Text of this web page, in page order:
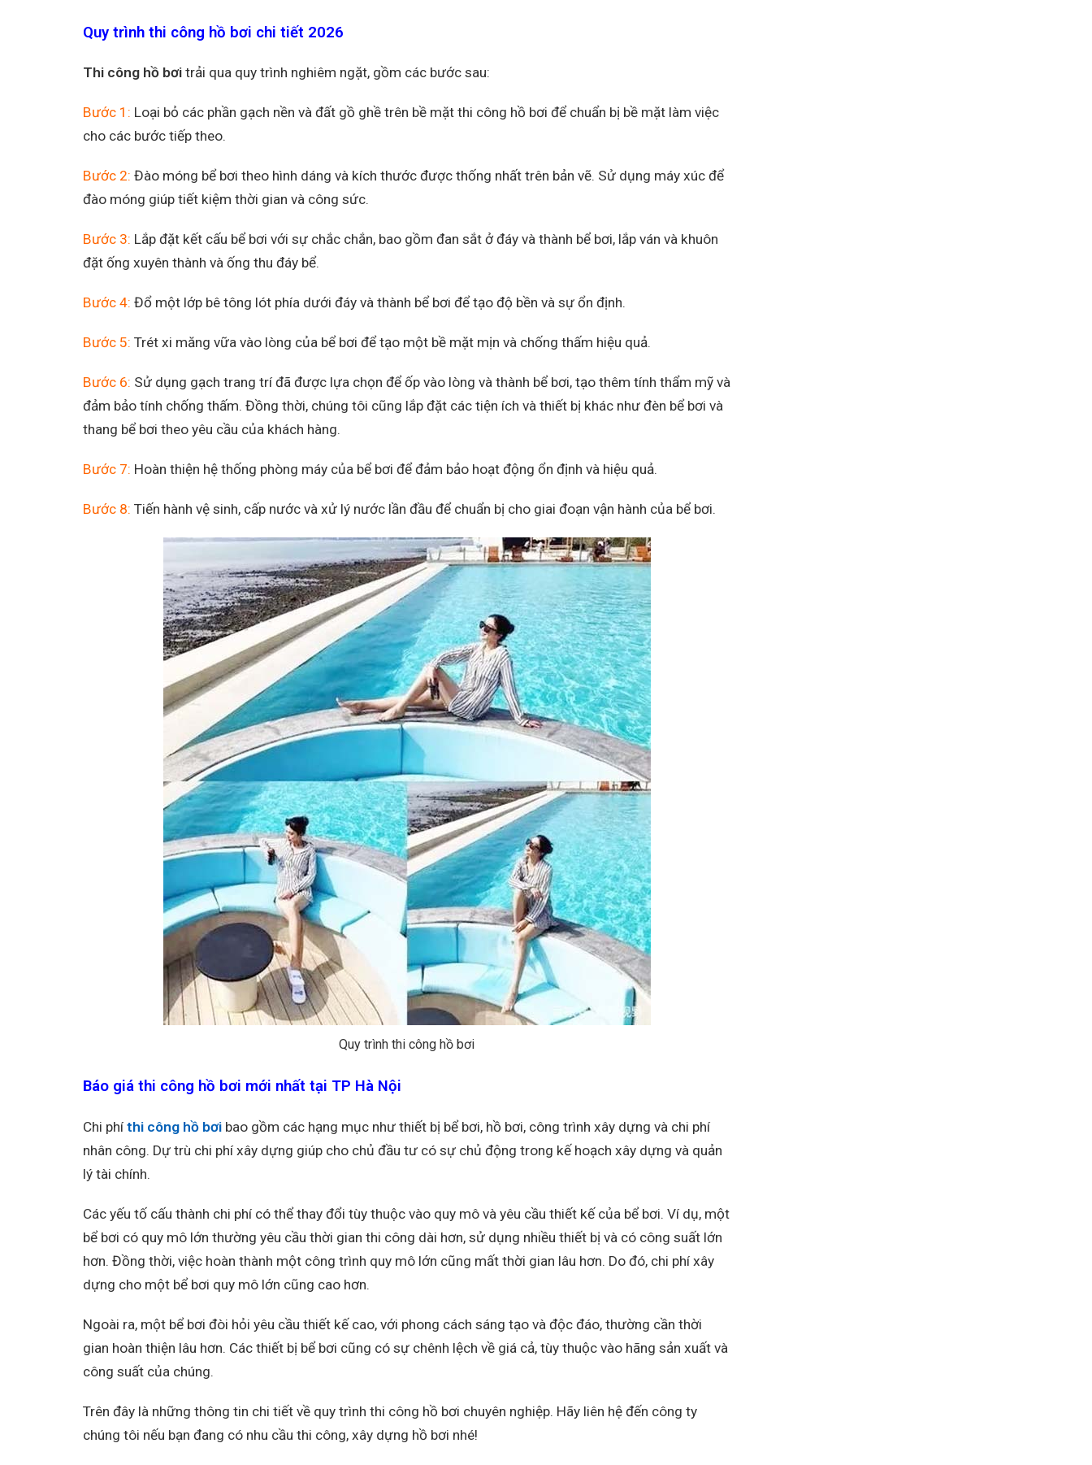
Quy trình thi công hồ bơi chi tiết 2026
Thi công hồ bơi trải qua quy trình nghiêm ngặt, gồm các bước sau:
Bước 1: Loại bỏ các phần gạch nền và đất gồ ghề trên bề mặt thi công hồ bơi để chuẩn bị bề mặt làm việc
cho các bước tiếp theo.
Bước 2: Đào móng bể bơi theo hình dáng và kích thước được thống nhất trên bản vẽ. Sử dụng máy xúc để
đào móng giúp tiết kiệm thời gian và công sức.
Bước 3: Lắp đặt kết cấu bể bơi với sự chắc chắn, bao gồm đan sắt ở đáy và thành bể bơi, lắp ván và khuôn
đặt ống xuyên thành và ống thu đáy bể.
Bước 4: Đổ một lớp bê tông lót phía dưới đáy và thành bể bơi để tạo độ bền và sự ổn định.
Bước 5: Trét xi măng vữa vào lòng của bể bơi để tạo một bề mặt mịn và chống thấm hiệu quả.
Bước 6: Sử dụng gạch trang trí đã được lựa chọn để ốp vào lòng và thành bể bơi, tạo thêm tính thẩm mỹ và
đảm bảo tính chống thấm. Đồng thời, chúng tôi cũng lắp đặt các tiện ích và thiết bị khác như đèn bể bơi và
thang bể bơi theo yêu cầu của khách hàng.
Bước 7: Hoàn thiện hệ thống phòng máy của bể bơi để đảm bảo hoạt động ổn định và hiệu quả.
Bước 8: Tiến hành vệ sinh, cấp nước và xử lý nước lần đầu để chuẩn bị cho giai đoạn vận hành của bể bơi.
Quy trình thi công hồ bơi
Báo giá thi công hồ bơi mới nhất tại TP Hà Nội
Chi phí thi công hồ bơi bao gồm các hạng mục như thiết bị bể bơi, hồ bơi, công trình xây dựng và chi phí
nhân công. Dự trù chi phí xây dựng giúp cho chủ đầu tư có sự chủ động trong kế hoạch xây dựng và quản
lý tài chính.
Các yếu tố cấu thành chi phí có thể thay đổi tùy thuộc vào quy mô và yêu cầu thiết kế của bể bơi. Ví dụ, một
bể bơi có quy mô lớn thường yêu cầu thời gian thi công dài hơn, sử dụng nhiều thiết bị và có công suất lớn
hơn. Đồng thời, việc hoàn thành một công trình quy mô lớn cũng mất thời gian lâu hơn. Do đó, chi phí xây
dựng cho một bể bơi quy mô lớn cũng cao hơn.
Ngoài ra, một bể bơi đòi hỏi yêu cầu thiết kế cao, với phong cách sáng tạo và độc đáo, thường cần thời
gian hoàn thiện lâu hơn. Các thiết bị bể bơi cũng có sự chênh lệch về giá cả, tùy thuộc vào hãng sản xuất và
công suất của chúng.
Trên đây là những thông tin chi tiết về quy trình thi công hồ bơi chuyên nghiệp. Hãy liên hệ đến công ty
chúng tôi nếu bạn đang có nhu cầu thi công, xây dựng hồ bơi nhé!